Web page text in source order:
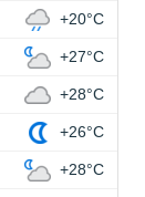
+20°C
+27°C
+28°C
+26°C
+28°C